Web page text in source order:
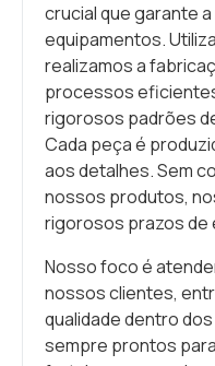
crucial que garante
equipamentos.
realizamos a
processos
rigorosos padrões
Cada peça é
aos detalhes. Sem
nossos produtos,
rigorosos prazos de
Nosso foco é
nossos clientes,
qualidade dentro
sempre prontos